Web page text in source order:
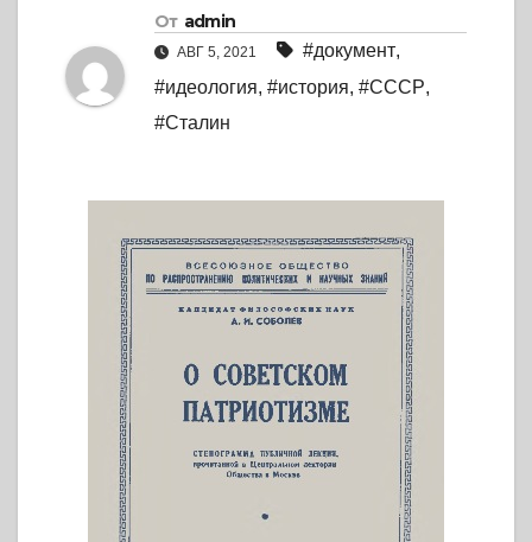
От admin
АВГ 5, 2021 #документ,
#идеология, #история, #СССР,
#Сталин